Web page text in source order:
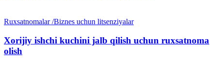
Ruxsatnomalar /Biznes uchun litsenziyalar
Xorijiy ishchi kuchini jalb qilish uchun ruxsatnoma
olish